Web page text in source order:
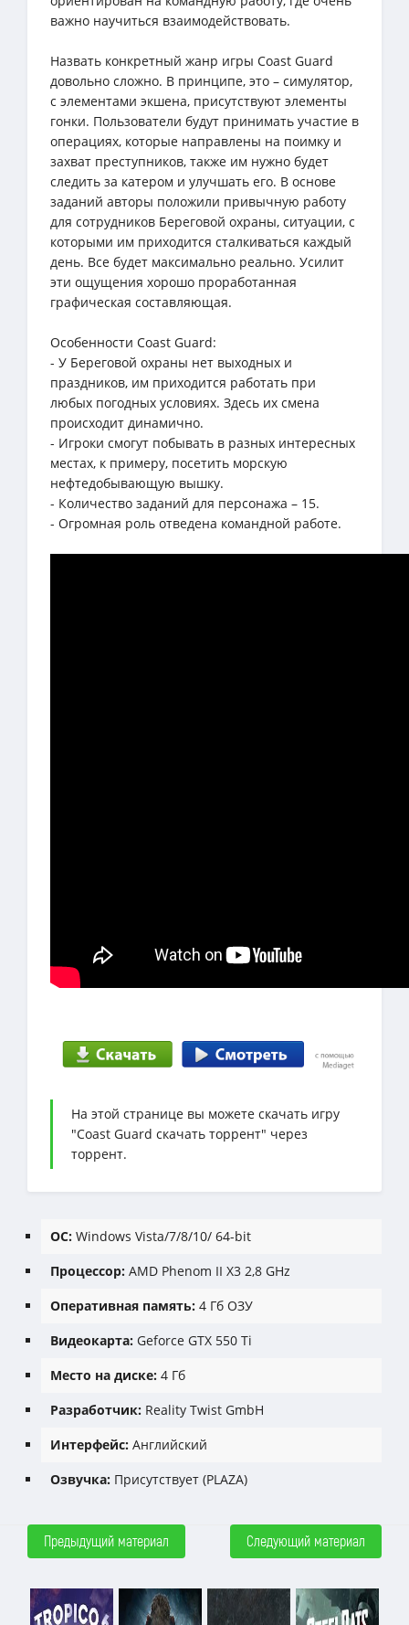
важно научиться взаимодействовать.
Назвать конкретный жанр игры Coast Guard
довольно сложно. В принципе, это – симулятор,
с элементами экшена, присутствуют элементы
гонки. Пользователи будут принимать участие в
операциях, которые направлены на поимку и
захват преступников, также им нужно будет
следить за катером и улучшать его. В основе
заданий авторы положили привычную работу
для сотрудников Береговой охраны, ситуации, с
которыми им приходится сталкиваться каждый
день. Все будет максимально реально. Усилит
эти ощущения хорошо проработанная
графическая составляющая.
Особенности Coast Guard:
- У Береговой охраны нет выходных и
праздников, им приходится работать при
любых погодных условиях. Здесь их смена
происходит динамично.
- Игроки смогут побывать в разных интересных
местах, к примеру, посетить морскую
нефтедобывающую вышку.
- Количество заданий для персонажа – 15.
- Огромная роль отведена командной работе.
На этой странице вы можете скачать игру
"Coast Guard скачать торрент" через
торрент.
ОС: Windows Vista/7/8/10/ 64-bit
Процессор: AMD Phenom II X3 2,8 GHz
Оперативная память: 4 Гб ОЗУ
Видеокарта: Geforce GTX 550 Ti
Место на диске: 4 Гб
Разработчик: Reality Twist GmbH
Интерфейс: Английский
Озвучка: Присутствует (PLAZA)
Предыдущий материал Следующий материал